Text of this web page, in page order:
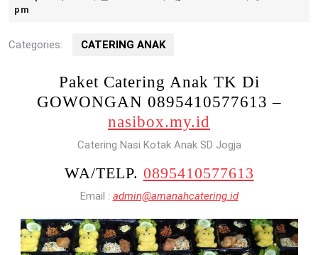
pm
Categories: CATERING ANAK
Paket Catering Anak TK Di
GOWONGAN 0895410577613 –
nasibox.my.id
Catering Nasi Kotak Anak SD Jogja
WA/TELP. 0895410577613
Email : admin@amanahcatering.id